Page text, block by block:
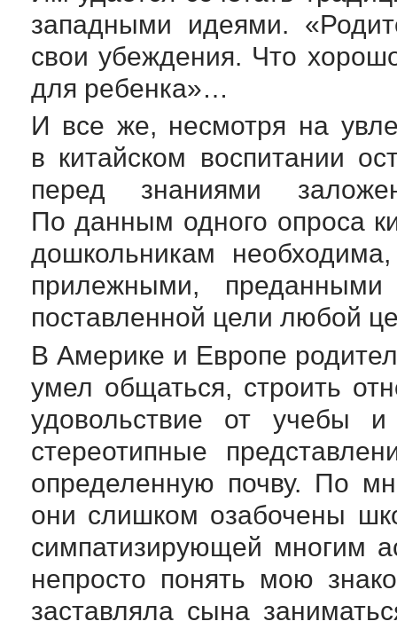
западными идеями.
свои убеждения. Что
для ребенка»…
И все же, несмотря на
в китайском воспитании
перед знаниями
По данным одного опроса
дошкольникам
прилежными,
поставленной цели любой
В Америке и Европе
умел общаться, строить
удовольствие от учебы
стереотипные
определенную почву. По
они слишком озабочены
симпатизирующей многим
непросто понять мою
заставляла сына